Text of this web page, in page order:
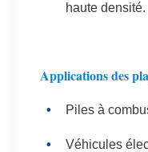
haute densité.
Applications des
Piles à
Véhicules